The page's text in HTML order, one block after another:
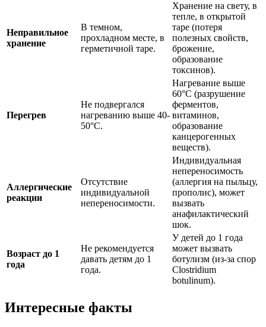
Неправильное
хранение
В темном,
прохладном месте, в
герметичной таре.
Хранение на свету, в
тепле, в открытой
таре (потеря
полезных свойств,
брожение,
образование
токсинов).
Перегрев
Не подвергался
нагреванию выше 40-
50°C.
Нагревание выше
60°C (разрушение
ферментов,
витаминов,
образование
канцерогенных
веществ).
Аллергические
реакции
Отсутствие
индивидуальной
непереносимости.
Индивидуальная
непереносимость
(аллергия на пыльцу,
прополис), может
вызвать
анафилактический
шок.
Возраст до 1
года
Не рекомендуется
давать детям до 1
года.
У детей до 1 года
может вызвать
ботулизм (из-за спор
Clostridium
botulinum).
Интересные факты